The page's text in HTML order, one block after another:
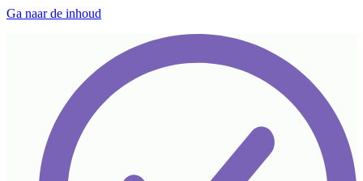
Ga naar de inhoud